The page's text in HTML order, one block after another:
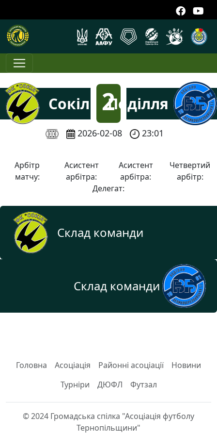
Сокіл
2
:
Поділля
2026-02-08 23:01
Арбітр
матчу:
Асистент
арбітра:
Асистент
арбітра:
Четвертий
арбітр:
Делегат:
Склад команди
Склад команди
Головна Асоціація Районні асоціації
Новини
Турніри
ДЮФЛ Футзал
© 2024 Громадська спілка "Асоціація футболу
Тернопільщини"